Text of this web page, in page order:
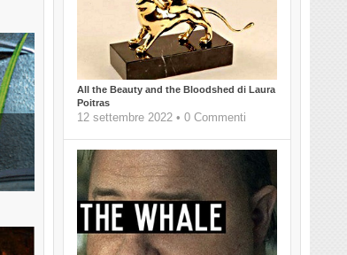
All the Beauty and the Bloodshed di Laura
Poitras
12 settembre 2022 • 0 Commenti